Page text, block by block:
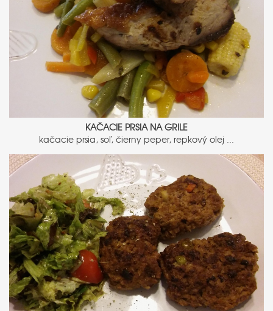
KAČACIE PRSIA NA GRILE
kačacie prsia, soľ, čierny peper, repkový olej ...